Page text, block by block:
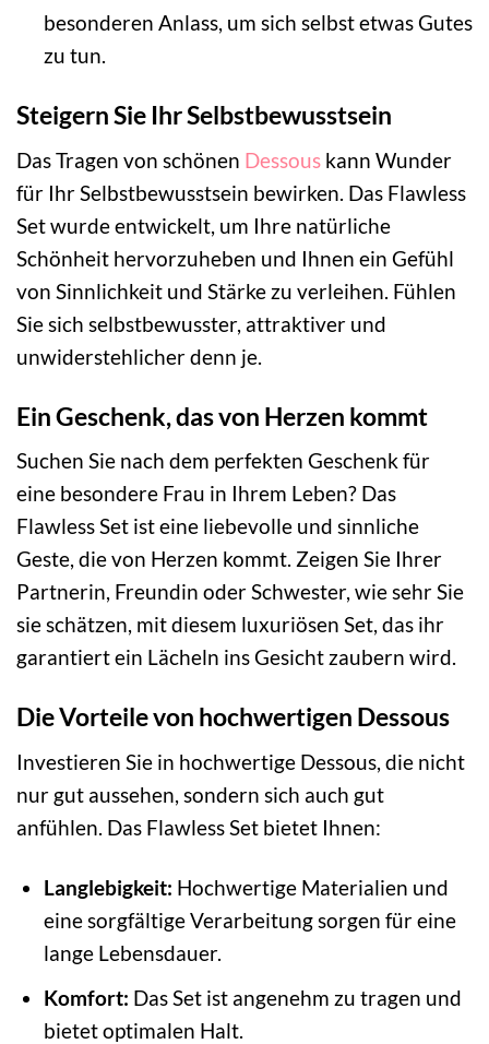
besonderen Anlass, um sich selbst etwas Gutes
zu tun.
Steigern Sie Ihr Selbstbewusstsein
Das Tragen von schönen Dessous kann Wunder
für Ihr Selbstbewusstsein bewirken. Das Flawless
Set wurde entwickelt, um Ihre natürliche
Schönheit hervorzuheben und Ihnen ein Gefühl
von Sinnlichkeit und Stärke zu verleihen. Fühlen
Sie sich selbstbewusster, attraktiver und
unwiderstehlicher denn je.
Ein Geschenk, das von Herzen kommt
Suchen Sie nach dem perfekten Geschenk für
eine besondere Frau in Ihrem Leben? Das
Flawless Set ist eine liebevolle und sinnliche
Geste, die von Herzen kommt. Zeigen Sie Ihrer
Partnerin, Freundin oder Schwester, wie sehr Sie
sie schätzen, mit diesem luxuriösen Set, das ihr
garantiert ein Lächeln ins Gesicht zaubern wird.
Die Vorteile von hochwertigen Dessous
Investieren Sie in hochwertige Dessous, die nicht
nur gut aussehen, sondern sich auch gut
anfühlen. Das Flawless Set bietet Ihnen:
Langlebigkeit: Hochwertige Materialien und
eine sorgfältige Verarbeitung sorgen für eine
lange Lebensdauer.
Komfort: Das Set ist angenehm zu tragen und
bietet optimalen Halt.